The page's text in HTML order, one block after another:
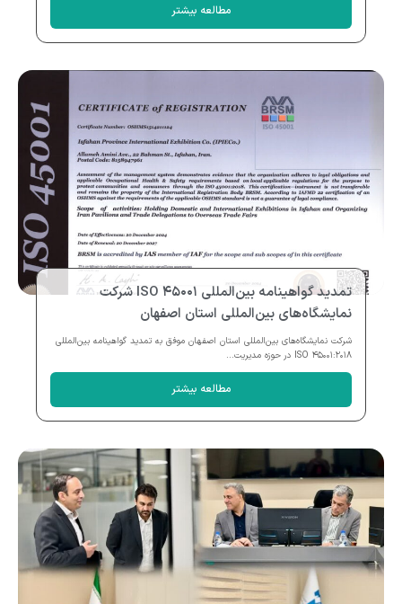
مطالعه بیشتر
تمدید گواهینامه بین‌المللی ISO ۴۵۰۰۱ شرکت
نمایشگاه‌های بین‌المللی استان اصفهان
شرکت نمایشگاه‌های بین‌المللی استان اصفهان موفق به تمدید گواهینامه بین‌المللی
ISO ۴۵۰۰۱:۲۰۱۸ در حوزه مدیریت...
مطالعه بیشتر